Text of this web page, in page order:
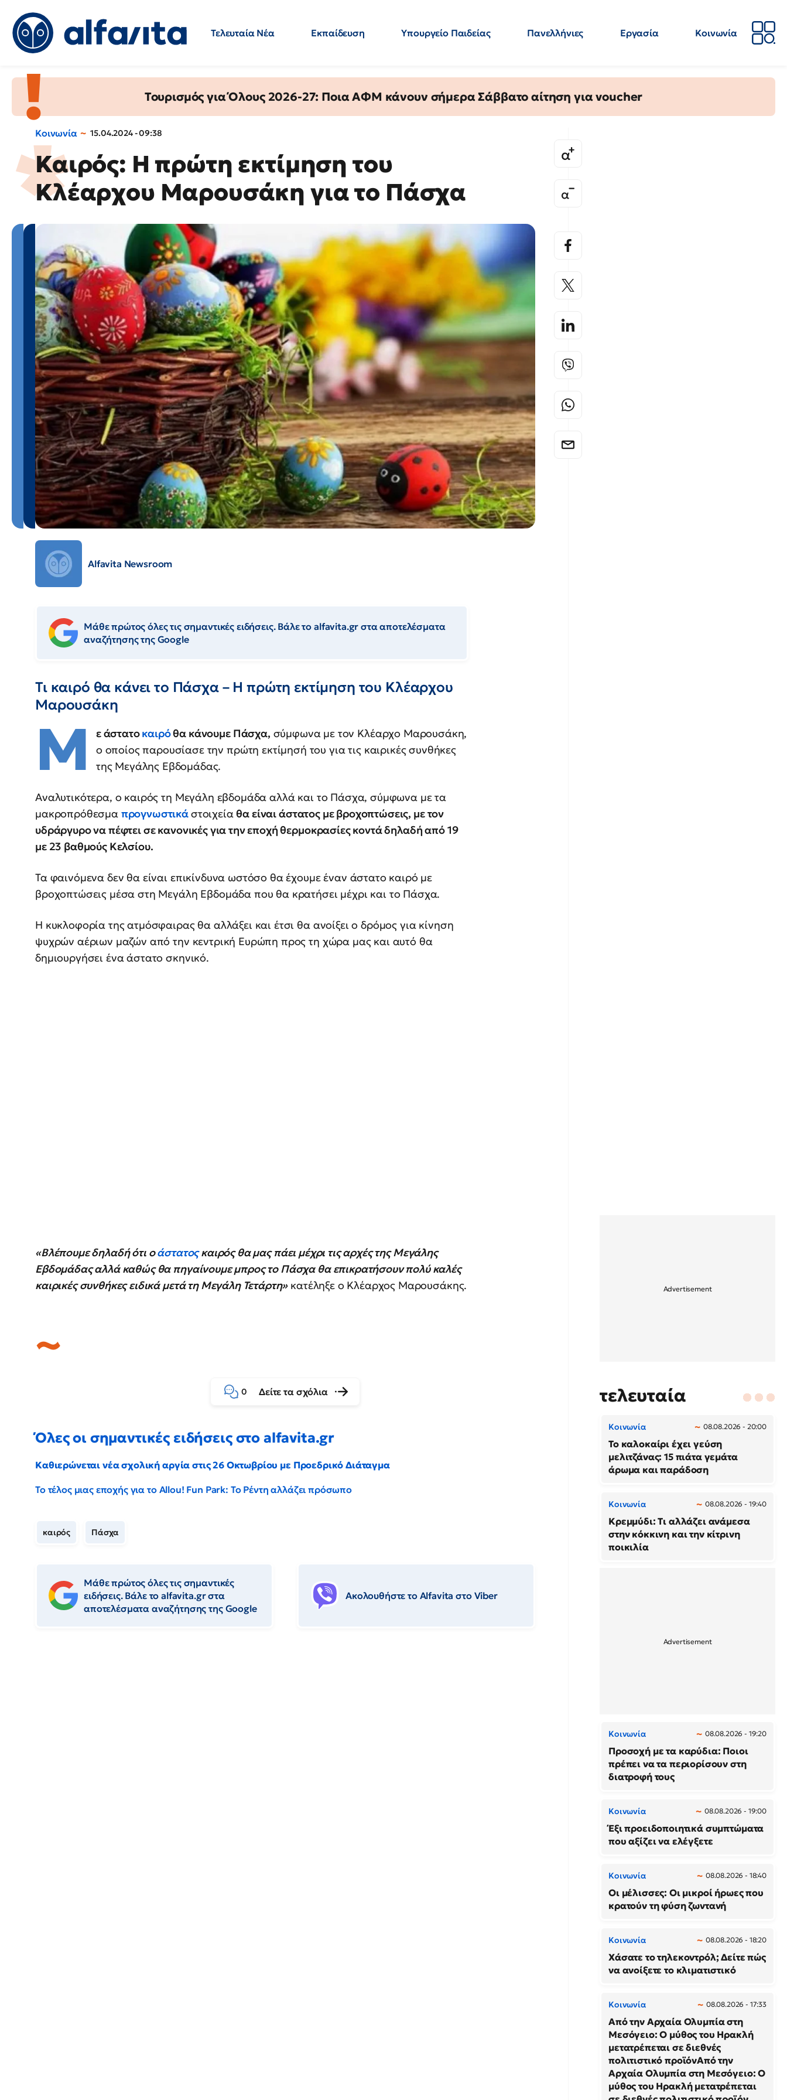
Τελευταία Νέα Εκπαίδευση Υπουργείο Παιδείας Πανελλήνιες Εργασία
Κοινωνία
Τουρισμός για Όλους 2026-27: Ποια ΑΦΜ κάνουν σήμερα Σάββατο αίτηση για voucher
Κοινωνία 15.04.2024 - 09:38
Καιρός: Η πρώτη εκτίμηση του
Κλέαρχου Μαρουσάκη για το Πάσχα
Alfavita Newsroom
Μάθε πρώτος όλες τις σημαντικές ειδήσεις. Βάλε το alfavita.gr στα αποτελέσματα
αναζήτησης της Google
Τι καιρό θα κάνει το Πάσχα – Η πρώτη εκτίμηση του Κλέαρχου
Μαρουσάκη
Μ ε άστατοκαιρόθα κάνουμε Πάσχα, σύμφωνα με τον Κλέαρχο Μαρουσάκη,
ο οποίος παρουσίασε την πρώτη εκτίμησή του για τις καιρικές συνθήκες
της Μεγάλης Εβδομάδας.
Αναλυτικότερα, ο καιρός τη Mεγάλη εβδομάδα αλλά και το Πάσχα, σύμφωνα με τα
μακροπρόθεσμα προγνωστικάστοιχείαθα είναι άστατος με βροχοπτώσεις, με τον
υδράργυρο να πέφτει σε κανονικές για την εποχή θερμοκρασίες κοντά δηλαδή από 19
με 23 βαθμούς Κελσίου.
Τα φαινόμενα δεν θα είναι επικίνδυνα ωστόσο θα έχουμε έναν άστατο καιρό με
βροχοπτώσεις μέσα στη Μεγάλη Εβδομάδα που θα κρατήσει μέχρι και το Πάσχα.
Η κυκλοφορία της ατμόσφαιρας θα αλλάξει και έτσι θα ανοίξει ο δρόμος για κίνηση
ψυχρών αέριων μαζών από την κεντρική Ευρώπη προς τη χώρα μας και αυτό θα
δημιουργήσει ένα άστατο σκηνικό.
«Βλέπουμε δηλαδή ότι οάστατοςκαιρός θα μας πάει μέχρι τις αρχές της Μεγάλης
Εβδομάδας αλλά καθώς θα πηγαίνουμε μπρος το Πάσχα θα επικρατήσουν πολύ καλές
καιρικές συνθήκες ειδικά μετά τη Μεγάλη Τετάρτη»κατέληξε ο Κλέαρχος Μαρουσάκης.
0 Δείτε τα σχόλια
Όλες οι σημαντικές ειδήσεις στο alfavita.gr
Καθιερώνεται νέα σχολική αργία στις 26 Οκτωβρίου με Προεδρικό Διάταγμα
Το τέλος μιας εποχής για το Allou! Fun Park: Το Ρέντη αλλάζει πρόσωπο
καιρός Πάσχα
Μάθε πρώτος όλες τις σημαντικές
ειδήσεις. Βάλε το alfavita.gr στα
αποτελέσματα αναζήτησης της Google
Ακολουθήστε το Αlfavita στο Viber
τελευταία
Κοινωνία 08.08.2026 - 20:00
Το καλοκαίρι έχει γεύση
μελιτζάνας: 15 πιάτα γεμάτα
άρωμα και παράδοση
Κοινωνία 08.08.2026 - 19:40
Κρεμμύδι: Τι αλλάζει ανάμεσα
στην κόκκινη και την κίτρινη
ποικιλία
Κοινωνία 08.08.2026 - 19:20
Προσοχή με τα καρύδια: Ποιοι
πρέπει να τα περιορίσουν στη
διατροφή τους
Κοινωνία 08.08.2026 - 19:00
Έξι προειδοποιητικά συμπτώματα
που αξίζει να ελέγξετε
Κοινωνία 08.08.2026 - 18:40
Οι μέλισσες: Οι μικροί ήρωες που
κρατούν τη φύση ζωντανή
Κοινωνία 08.08.2026 - 18:20
Χάσατε το τηλεκοντρόλ; Δείτε πώς
να ανοίξετε το κλιματιστικό
Κοινωνία 08.08.2026 - 17:33
Από την Αρχαία Ολυμπία στη
Μεσόγειο: Ο μύθος του Ηρακλή
μετατρέπεται σε διεθνές
πολιτιστικό προϊόνΑπό την
Αρχαία Ολυμπία στη Μεσόγειο: Ο
μύθος του Ηρακλή μετατρέπεται